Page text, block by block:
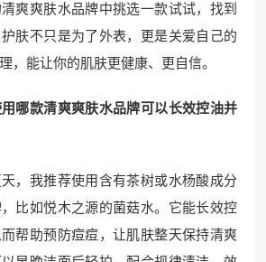
爽爽肤水品牌中挑选一款试试，找到
肤不只是为了外表，更是关爱自己的
，能让你的肌肤更健康、更自信。
哪款清爽爽肤水品牌可以长效控油并
，我推荐使用含有茶树或水杨酸成分
比如悦木之源的菌菇水。它能长效控
帮助预防痘痘，让肌肤整天保持清爽